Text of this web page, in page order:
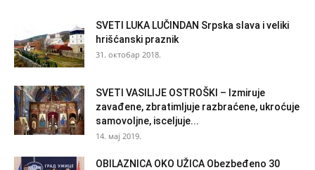
SVETI LUKA LUČINDAN Srpska slava i veliki
hrišćanski praznik
31. октобар 2018.
SVETI VASILIJE OSTROŠKI – Izmiruje
zavađene, zbratimljuje razbraćene, ukroćuje
samovoljne, isceljuje...
14. мај 2019.
OBILAZNICA OKO UŽICA Obezbeđeno 30